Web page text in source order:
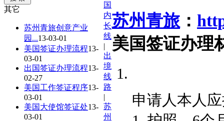
其它
苏州青旅创意产业
园...13-03-01
美国签证办理流程13-
03-01
出国签证办理流程13-
02-27
美国工作签证程序13-
03-01
美国大使馆签证处13-
03-01
苏州青旅 ：
美国签证办理
申请人本人
国
内
长
线
|
出
境
线
路
|
苏
州